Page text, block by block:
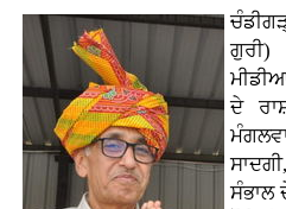
ਦੇ